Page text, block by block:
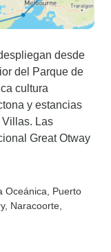
desde
del Parque de
cultura
y estancias
Las
Great Otway
Oceánica , Puerto
, Naracoorte